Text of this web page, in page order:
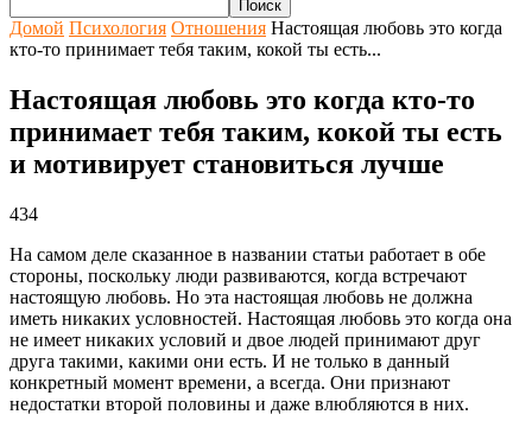
Домой Психология Отношения Настоящая любовь это когда
кто-то принимает тебя таким, кокой ты есть...
Настоящая любовь это когда кто-то
принимает тебя таким, кокой ты есть
и мотивирует становиться лучше
434
На самом деле сказанное в названии статьи работает в обе
стороны, поскольку люди развиваются, когда встречают
настоящую любовь. Но эта настоящая любовь не должна
иметь никаких условностей. Настоящая любовь это когда она
не имеет никаких условий и двое людей принимают друг
друга такими, какими они есть. И не только в данный
конкретный момент времени, а всегда. Они признают
недостатки второй половины и даже влюбляются в них.